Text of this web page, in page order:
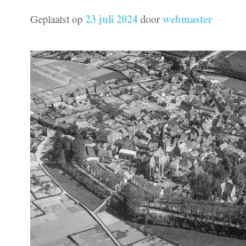
Geplaatst op23 juli 2024doorwebmaster